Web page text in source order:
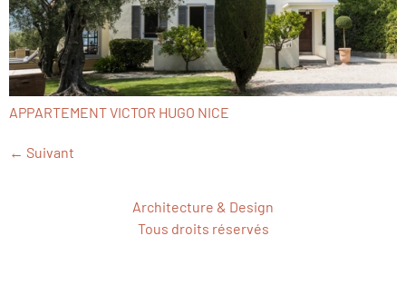
APPARTEMENT VICTOR HUGO NICE
← Suivant
Architecture & Design
Tous droits réservés